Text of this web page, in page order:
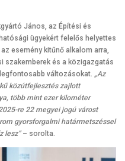
János, az Építési és
ügyekért felelős helyettes
esemény kitűnő alkalom arra,
szakemberek és a közigazgatás
változásokat. „Az
közútfejlesztés zajlott
több mint ezer kilométer
re 22 megyei jogú várost
gyorsforgalmi határmetszéssel
lesz”– sorolta.